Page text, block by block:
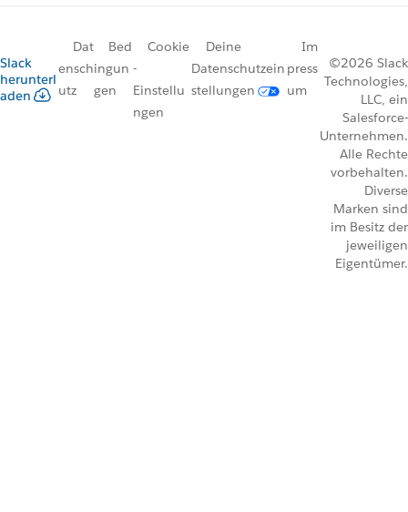
Slack
herunterl
aden
Dat
ensch
utz
Bed
ingun
gen
Cookie
-
Einstellu
ngen
Deine
Datenschutzein
stellungen
Im
press
um
©2026 Slack
Technologies,
LLC, ein
Salesforce-
Unternehmen.
Alle Rechte
vorbehalten.
Diverse
Marken sind
im Besitz der
jeweiligen
Eigentümer.